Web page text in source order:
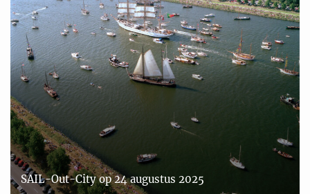
SAIL-Out-City op 24 augustus 2025